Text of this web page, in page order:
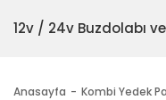
12v / 24v Buzdolabı
Anasayfa Kombi Yedek